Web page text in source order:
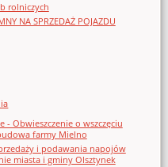
rolniczych
NA SPRZEDAŻ POJAZDU
- Obwieszczenie o wszczęciu
farmy Mielno
i podawania napojów
miasta i gminy Olsztynek